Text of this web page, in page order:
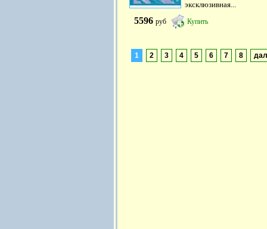
эксклюзивная...
5596 руб Купить
1 2 3 4 5 6 7 8